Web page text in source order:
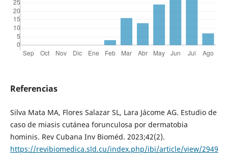
Referencias
Silva Mata MA, Flores Salazar SL, Lara Jácome AG. Estudio de
caso de miasis cutánea forunculosa por dermatobia
hominis. Rev Cubana Inv Bioméd. 2023;42(2).
https://revibiomedica.sld.cu/index.php/ibi/article/view/2949